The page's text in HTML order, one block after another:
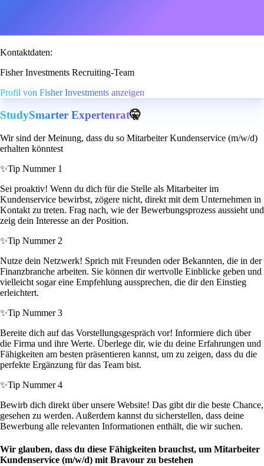
Kontaktdaten:
Fisher Investments Recruiting-Team
Profil von Fisher Investments anzeigen
StudySmarter Expertenrat🤫
Wir sind der Meinung, dass du so Mitarbeiter Kundenservice (m/w/d)
erhalten könntest
✨Tip Nummer 1
Sei proaktiv! Wenn du dich für die Stelle als Mitarbeiter im
Kundenservice bewirbst, zögere nicht, direkt mit dem Unternehmen in
Kontakt zu treten. Frag nach, wie der Bewerbungsprozess aussieht und
zeig dein Interesse an der Position.
✨Tip Nummer 2
Nutze dein Netzwerk! Sprich mit Freunden oder Bekannten, die in der
Finanzbranche arbeiten. Sie können dir wertvolle Einblicke geben und
vielleicht sogar eine Empfehlung aussprechen, die dir den Einstieg
erleichtert.
✨Tip Nummer 3
Bereite dich auf das Vorstellungsgespräch vor! Informiere dich über
die Firma und ihre Werte. Überlege dir, wie du deine Erfahrungen und
Fähigkeiten am besten präsentieren kannst, um zu zeigen, dass du die
perfekte Ergänzung für das Team bist.
✨Tip Nummer 4
Bewirb dich direkt über unsere Website! Das gibt dir die beste Chance,
gesehen zu werden. Außerdem kannst du sicherstellen, dass deine
Bewerbung alle relevanten Informationen enthält, die wir suchen.
Wir glauben, dass du diese Fähigkeiten brauchst, um Mitarbeiter
Kundenservice (m/w/d) mit Bravour zu bestehen